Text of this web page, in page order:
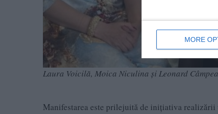
MORE
Laura Voicilă, Moica Niculina și Leonard
Manifestarea este prilejuită de inițiativa